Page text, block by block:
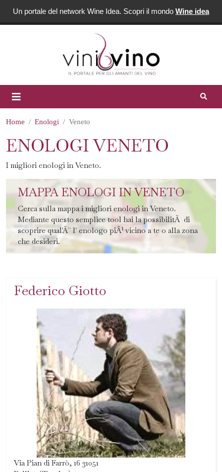
Un portale del network Wine Idea. Scopri il mondo Wine idea
Home Enologi Veneto
ENOLOGI VENETO
I migliori enologi in Veneto.
MAPPA ENOLOGI IN VENETO
Cerca sulla mappa i migliori enologi in Veneto.
Mediante questo semplice tool hai la possibilitÃ di
scoprire qual'Ã¨ l' enologo piÃ¹ vicino a te o alla zona
che desideri.
Federico Giotto
Via Pian di Farrò, 16 31051